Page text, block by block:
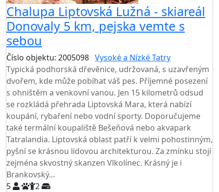
Chalupa Liptovská Lužná - skiareál
Donovaly 5 km, pejska vemte s
sebou
Číslo objektu: 2005098 Vysoké a Nízké Tatry
Typická podhorská dřevěnice, udržovaná, s uzavřeným
dvořem, kde může pobíhat váš pes. Příjemné posezení
s ohništěm a venkovní vanou. Jen 15 kilometrů odsud
se rozkládá přehrada Liptovská Mara, která nabízí
koupání, rybaření nebo vodní sporty. Doporučujeme
také termální koupaliště Bešeňová nebo akvapark
Tatralandia. Liptovská oblast patří k velmi pohostinným,
pyšní se krásnou lidovou architekturou. Za zmínku stojí
zejména skvostný skanzen Vlkolínec. Krásný je i
Brankovský...
5
2